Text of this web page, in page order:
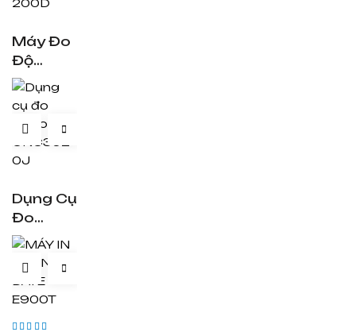
Máy Đo
Độ
Nhám
SPMI-
200D
Dụng Cụ
Đo
Video
3D –
CNC30
20J